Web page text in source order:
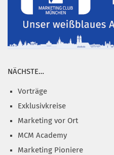
NÄCHSTE…
Vorträge
Exklusivkreise
Marketing vor Ort
MCM Academy
Marketing Pioniere